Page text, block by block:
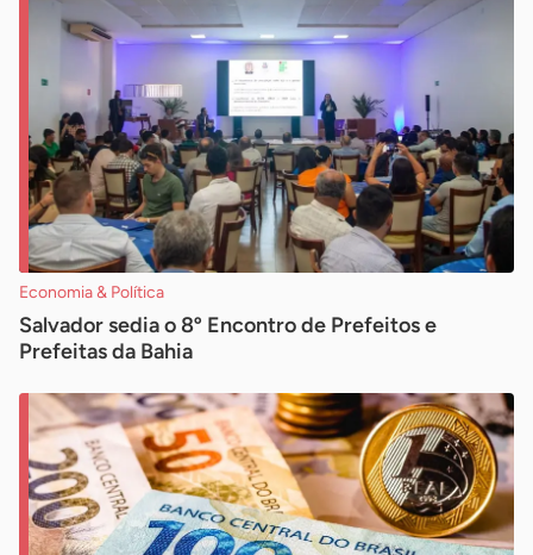
Economia & Política
Salvador sedia o 8º Encontro de Prefeitos e
Prefeitas da Bahia